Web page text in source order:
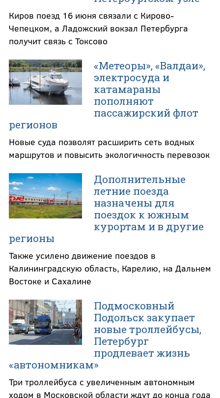
Киров поезд 16 июня связали с Кирово-
Чепецком, а Ладожский вокзал Петербурга
получит связь с Токсово
«Метеоры», «Валдаи»,
электросуда и
катамараны
пополняют
пассажирский флот
регионов
Новые суда позволят расширить сеть водных
маршрутов и повысить экологичность перевозок
Дополнительные
летние поезда
назначены для
поездок к южным
курортам и в другие
регионы
Также усилено движение поездов в
Калининградскую область, Карелию, на Дальнем
Востоке и Сахалине
Подмосковный
Подольск закупает
новые троллейбусы,
Петербург
продлевает жизнь
«автономникам»
Три троллейбуса с увеличенным автономным
ходом в Московской области ждут до конца года